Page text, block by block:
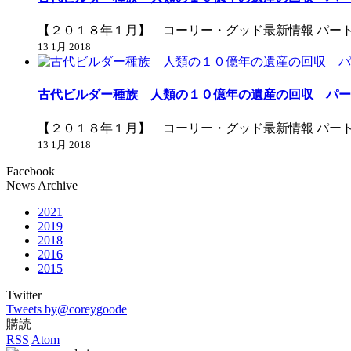
【２０１８年１月】 コーリー・グッド最新情報 パー
13 1月 2018
古代ビルダー種族 人類の１０億年の遺産の回収 パー
【２０１８年１月】 コーリー・グッド最新情報 パー
13 1月 2018
Facebook
News Archive
2021
2019
2018
2016
2015
Twitter
Tweets by@coreygoode
購読
RSS Atom